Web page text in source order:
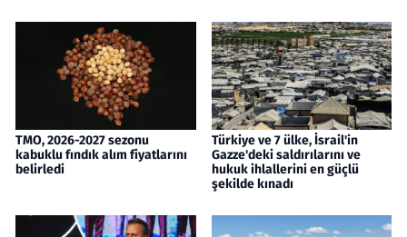
TMO, 2026-2027 sezonu
kabuklu fındık alım fiyatlarını
belirledi
Türkiye ve 7 ülke, İsrail'in
Gazze'deki saldırılarını ve
hukuk ihlallerini en güçlü
şekilde kınadı